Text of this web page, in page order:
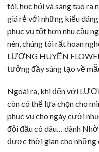
tòi, học hỏi và sáng tạo ra
giá rẻ với những kiểu
phục vụ tốt hơn nhu cầu
nên, chúng tôi rất hoan
LƯƠNG HUYỀN
tưởng đầy sáng tạo về
Ngoài ra, khi đến với
còn có thể lựa chọn cho
phục vụ cho ngày cưới
đội đầu cô dâu… dành
được thời gian cho những